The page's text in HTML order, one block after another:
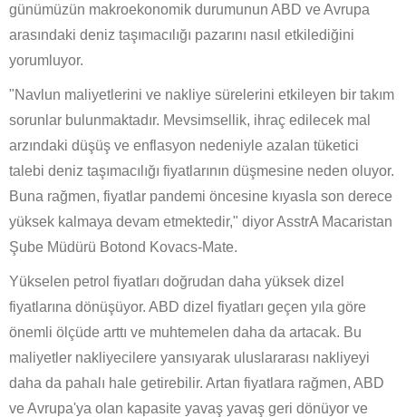
günümüzün makroekonomik durumunun ABD ve Avrupa
arasındaki deniz taşımacılığı pazarını nasıl etkilediğini
yorumluyor.
"Navlun maliyetlerini ve nakliye sürelerini etkileyen bir takım
sorunlar bulunmaktadır. Mevsimsellik, ihraç edilecek mal
arzındaki düşüş ve enflasyon nedeniyle azalan tüketici
talebi deniz taşımacılığı fiyatlarının düşmesine neden oluyor.
Buna rağmen, fiyatlar pandemi öncesine kıyasla son derece
yüksek kalmaya devam etmektedir," diyor AsstrA Macaristan
Şube Müdürü Botond Kovacs-Mate.
Yükselen petrol fiyatları doğrudan daha yüksek dizel
fiyatlarına dönüşüyor. ABD dizel fiyatları geçen yıla göre
önemli ölçüde arttı ve muhtemelen daha da artacak. Bu
maliyetler nakliyecilere yansıyarak uluslararası nakliyeyi
daha da pahalı hale getirebilir. Artan fiyatlara rağmen, ABD
ve Avrupa'ya olan kapasite yavaş yavaş geri dönüyor ve